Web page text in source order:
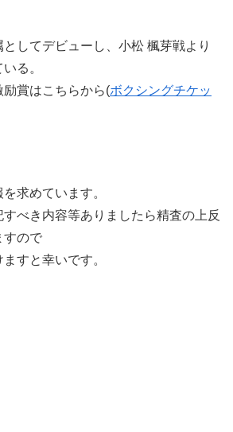
としてデビューし、小松 楓芽戦より
る。
励賞はこちらから(ボクシングチケッ
求めています。
べき内容等ありましたら精査の上反
すので
すと幸いです。